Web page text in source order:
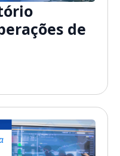
de